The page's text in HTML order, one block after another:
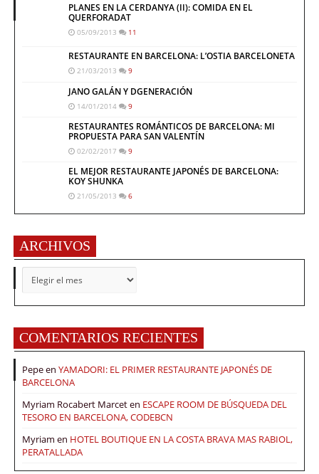
PLANES EN LA CERDANYA (II): COMIDA EN EL
QUERFORADAT
05/09/2013 11
RESTAURANTE EN BARCELONA: L’OSTIA BARCELONETA
21/03/2013 9
JANO GALÁN Y DGENERACIÓN
14/01/2014 9
RESTAURANTES ROMÁNTICOS DE BARCELONA: MI
PROPUESTA PARA SAN VALENTÍN
02/02/2017 9
EL MEJOR RESTAURANTE JAPONÉS DE BARCELONA:
KOY SHUNKA
21/05/2013 6
ARCHIVOS
ARCHIVOS
COMENTARIOS RECIENTES
Pepeen YAMADORI: EL PRIMER RESTAURANTE JAPONÉS DE
BARCELONA
Myriam Rocabert Marceten ESCAPE ROOM DE BÚSQUEDA DEL
TESORO EN BARCELONA, CODEBCN
Myriam en HOTEL BOUTIQUE EN LA COSTA BRAVA MAS RABIOL,
PERATALLADA